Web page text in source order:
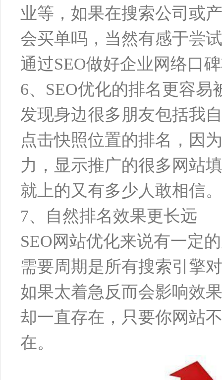
业等，如果在搜索公司或
会买单吗，当然有感于尝
通过SEO做好企业网络口
6、SEO优化的排名更容易
发现身边很多朋友包括我
点击快照位置的排名，因
力，显示推广的很多网站
就上的又有多少人敢相信。
7、自然排名效果更长远
SEO网站优化来说有一定
需要周期是所有搜索引擎
如果太着急反而会影响效
却一直存在，只要你网站
在。